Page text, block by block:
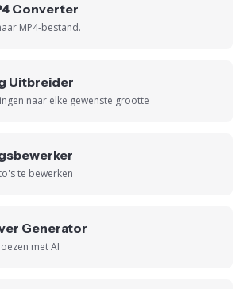
Converter
MP4-bestand.
Uitbreider
naar elke gewenste grootte
te bewerken
Generator
met AI